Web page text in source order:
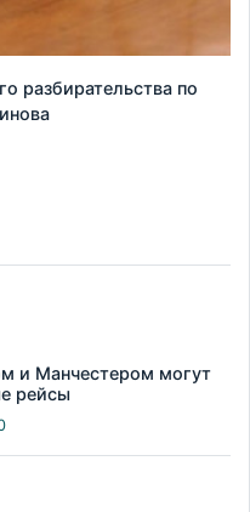
разбирательства по
и Манчестером могут
рейсы